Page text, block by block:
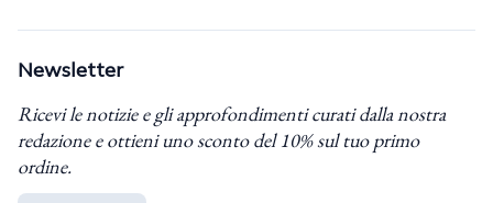
Newsletter
Ricevi le notizie e gli approfondimenti curati dalla nostra
redazione e ottieni uno sconto del 10% sul tuo primo
ordine.